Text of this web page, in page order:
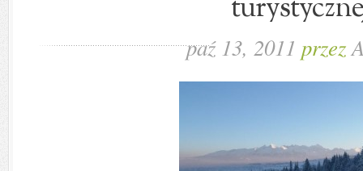
paź 13, 2011 przez